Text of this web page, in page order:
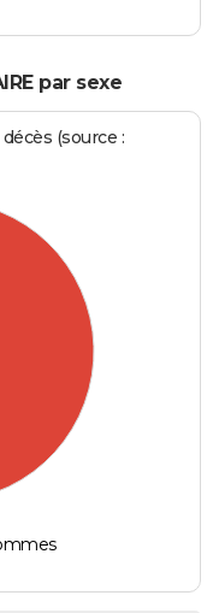
par sexe
(source :